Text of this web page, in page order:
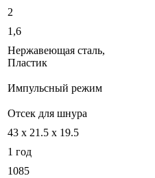
2
1,6
Нержавеющая сталь,
Пластик
Импульсный режим
Отсек для шнура
43 x 21.5 x 19.5
1 год
1085